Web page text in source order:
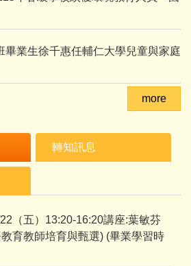
畢業生徐千惠任輔仁大學兒童與家庭
more
轉知訊息
（五）13:20-16:20林淑媛教授講
and Opportunities Facing
月 3 日（週三）15:30–18:20 跨國
（五）13:20-16:20林曜聖教授講
事領導與敘事能力之探究) (畢業
22（五）13:20-16:20講座:葉敏芬
育教師培育與甄選) (畢業學習時